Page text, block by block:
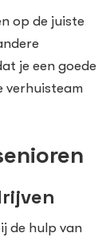
op de juiste
je een goede
verhuisteam
de hulp van